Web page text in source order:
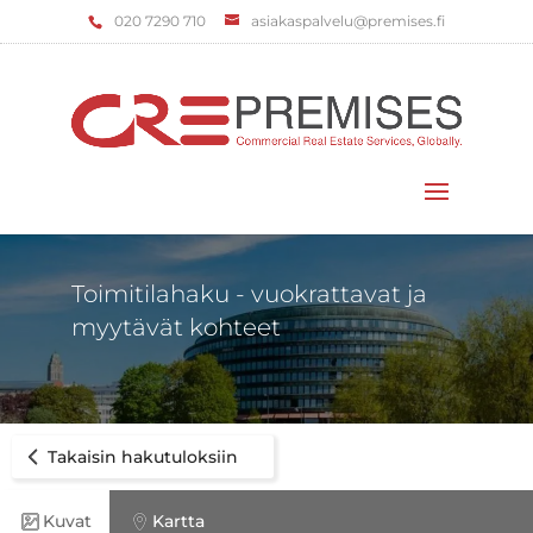
‌020 7290 710 asiakaspalvelu@premises.fi
Toimitilahaku - vuokrattavat ja
myytävät kohteet
Takaisin hakutuloksiin
Kuvat Kartta